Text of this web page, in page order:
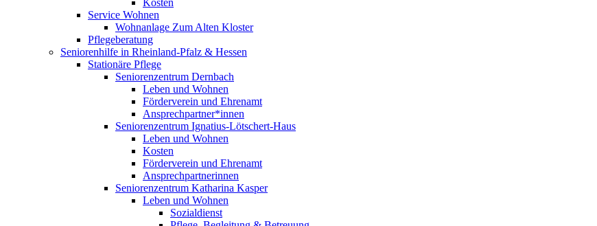
Kosten
Service Wohnen
Wohnanlage Zum Alten Kloster
Pflegeberatung
Seniorenhilfe in Rheinland-Pfalz & Hessen
Stationäre Pflege
Seniorenzentrum Dernbach
Leben und Wohnen
Förderverein und Ehrenamt
Ansprechpartner*innen
Seniorenzentrum Ignatius-Lötschert-Haus
Leben und Wohnen
Kosten
Förderverein und Ehrenamt
Ansprechpartnerinnen
Seniorenzentrum Katharina Kasper
Leben und Wohnen
Sozialdienst